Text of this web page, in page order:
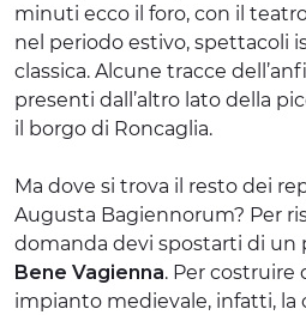
minuti ecco il foro, con il
nel periodo estivo, spettacoli
classica. Alcune tracce
presenti dall’altro lato della
il borgo di Roncaglia.
Ma dove si trova il resto dei
Augusta Bagiennorum? Per
domanda devi spostarti di un
Bene Vagienna. Per costruire
impianto medievale, infatti, la